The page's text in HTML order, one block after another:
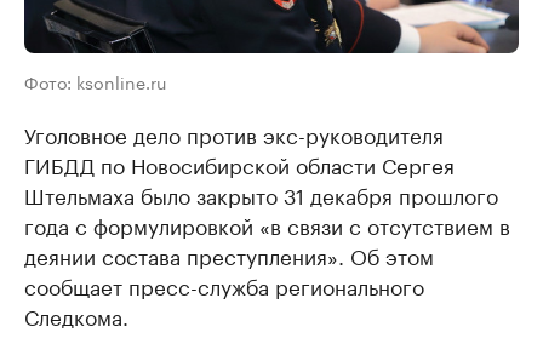
Фото: ksonline.ru
Уголовное дело против экс-руководителя
ГИБДД по Новосибирской области Сергея
Штельмаха было закрыто 31 декабря прошлого
года с формулировкой «в связи с отсутствием в
деянии состава преступления». Об этом
сообщает пресс-служба регионального
Следкома.